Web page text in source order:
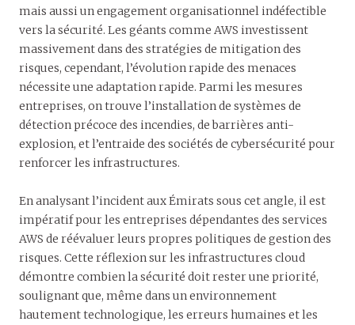
mais aussi un engagement organisationnel indéfectible
vers la sécurité. Les géants comme AWS investissent
massivement dans des stratégies de mitigation des
risques, cependant, l’évolution rapide des menaces
nécessite une adaptation rapide. Parmi les mesures
entreprises, on trouve l’installation de systèmes de
détection précoce des incendies, de barrières anti-
explosion, et l’entraide des sociétés de cybersécurité pour
renforcer les infrastructures.
En analysant l’incident aux Émirats sous cet angle, il est
impératif pour les entreprises dépendantes des services
AWS de réévaluer leurs propres politiques de gestion des
risques. Cette réflexion sur les infrastructures cloud
démontre combien la sécurité doit rester une priorité,
soulignant que, même dans un environnement
hautement technologique, les erreurs humaines et les